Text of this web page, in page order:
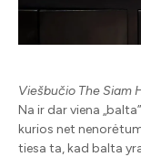
Viešbučio The Siam
Na ir dar viena
kurios net
tiesa ta, kad balta